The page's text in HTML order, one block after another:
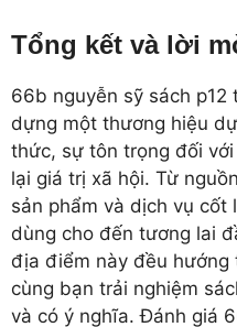
Tổng kết và lời
66b nguyễn sỹ sách
dựng một thương hiệu
thức, sự tôn trọng đối
lại giá trị xã hội. Từ
sản phẩm và dịch vụ cốt
dùng cho đến tương lai
địa điểm này đều
cùng bạn trải nghiệm
và có ý nghĩa. Đánh giá